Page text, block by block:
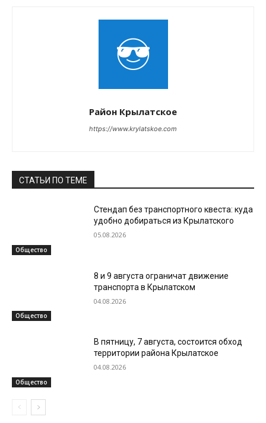
Район Крылатское
https://www.krylatskoe.com
СТАТЬИ ПО ТЕМЕ
Общество
Стендап без транспортного квеста: куда
удобно добираться из Крылатского
05.08.2026
Общество
8 и 9 августа ограничат движение
транспорта в Крылатском
04.08.2026
Общество
В пятницу, 7 августа, состоится обход
территории района Крылатское
04.08.2026